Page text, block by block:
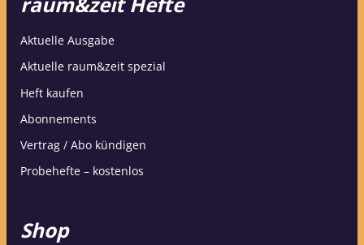
Aktuelle Ausgabe
Aktuelle raum&zeit spezial
Heft kaufen
Abonnements
Vertrag / Abo kündigen
Probehefte – kostenlos
Shop